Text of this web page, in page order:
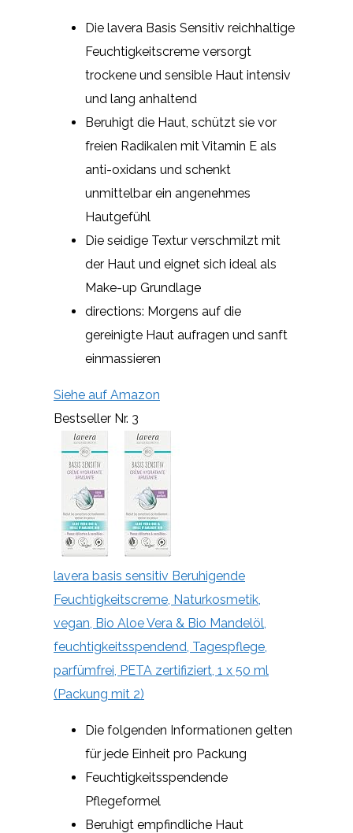
Die lavera Basis Sensitiv reichhaltige
Feuchtigkeitscreme versorgt
trockene und sensible Haut intensiv
und lang anhaltend
Beruhigt die Haut, schützt sie vor
freien Radikalen mit Vitamin E als
anti-oxidans und schenkt
unmittelbar ein angenehmes
Hautgefühl
Die seidige Textur verschmilzt mit
der Haut und eignet sich ideal als
Make-up Grundlage
directions: Morgens auf die
gereinigte Haut aufragen und sanft
einmassieren
Siehe auf Amazon
Bestseller Nr. 3
lavera basis sensitiv Beruhigende
Feuchtigkeitscreme, Naturkosmetik,
vegan, Bio Aloe Vera & Bio Mandelöl,
feuchtigkeitsspendend, Tagespflege,
parfümfrei, PETA zertifiziert, 1 x 50 ml
(Packung mit 2)
Die folgenden Informationen gelten
für jede Einheit pro Packung
Feuchtigkeitsspendende
Pflegeformel
Beruhigt empfindliche Haut